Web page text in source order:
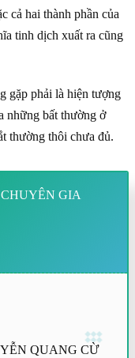
cả hai thành phần của
tinh dịch xuất ra cũng
gặp phải là hiện tượng
những bất thường ở
thường thôi chưa đủ.
GIA
QUANG CỪ